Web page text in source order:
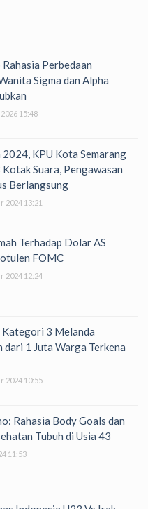
Perbedaan
Sigma dan Alpha
15:48
KPU Kota Semarang
Suara, Pengawasan
Berlangsung
2024 13:21
Terhadap Dolar AS
FOMC
2024 12:24
3 Melanda
dari 1 Juta Warga Terkena
2024 10:55
Rahasia Body Goals dan
Tubuh di Usia 43
11:53